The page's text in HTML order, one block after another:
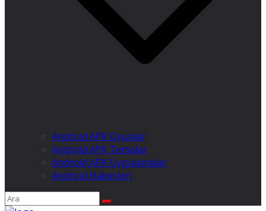
Android APK Oyunlar
Android APK Temalar
Android APK Uygulamalar
Android Haberleri